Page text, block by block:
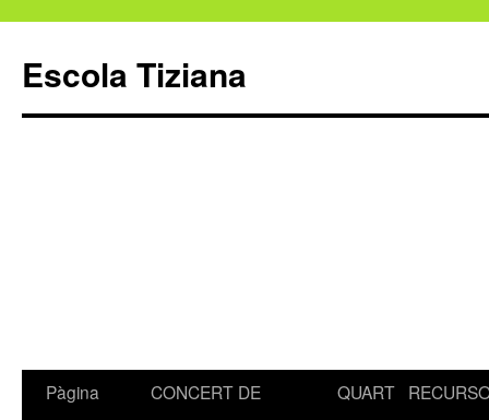
Escola Tiziana
Vés
Pàgina
CONCERT DE
QUART